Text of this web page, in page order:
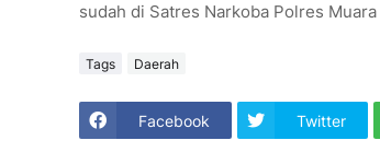
sudah di Satres Narkoba Polres
Tags Daerah
Facebook Twitter